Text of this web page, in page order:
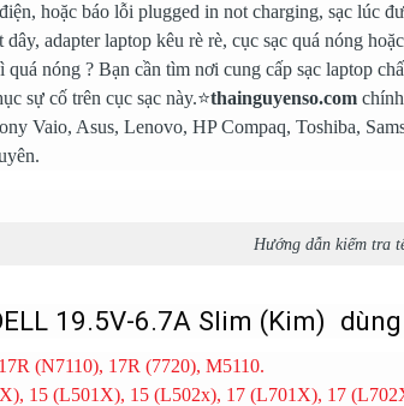
hoặc báo lỗi plugged in not charging, sạc lúc
dây, adapter laptop kêu rè rè, cục sạc quá nóng
nóng ? Bạn cần tìm nơi cung cấp sạc laptop
sự cố trên cục sạc này.⭐thainguyenso.com
Vaio, Asus, Lenovo, HP Compaq, Toshiba,
Hướng dẫn kiếm tra
19.5V-6.7A Slim (Kim)
(N7110), 17R (7720), M5110.
15 (L501X), 15 (L502x), 17 (L701X), 17